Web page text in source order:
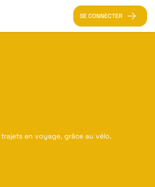
SE CONNECTER
en voyage, grâce au vélo.